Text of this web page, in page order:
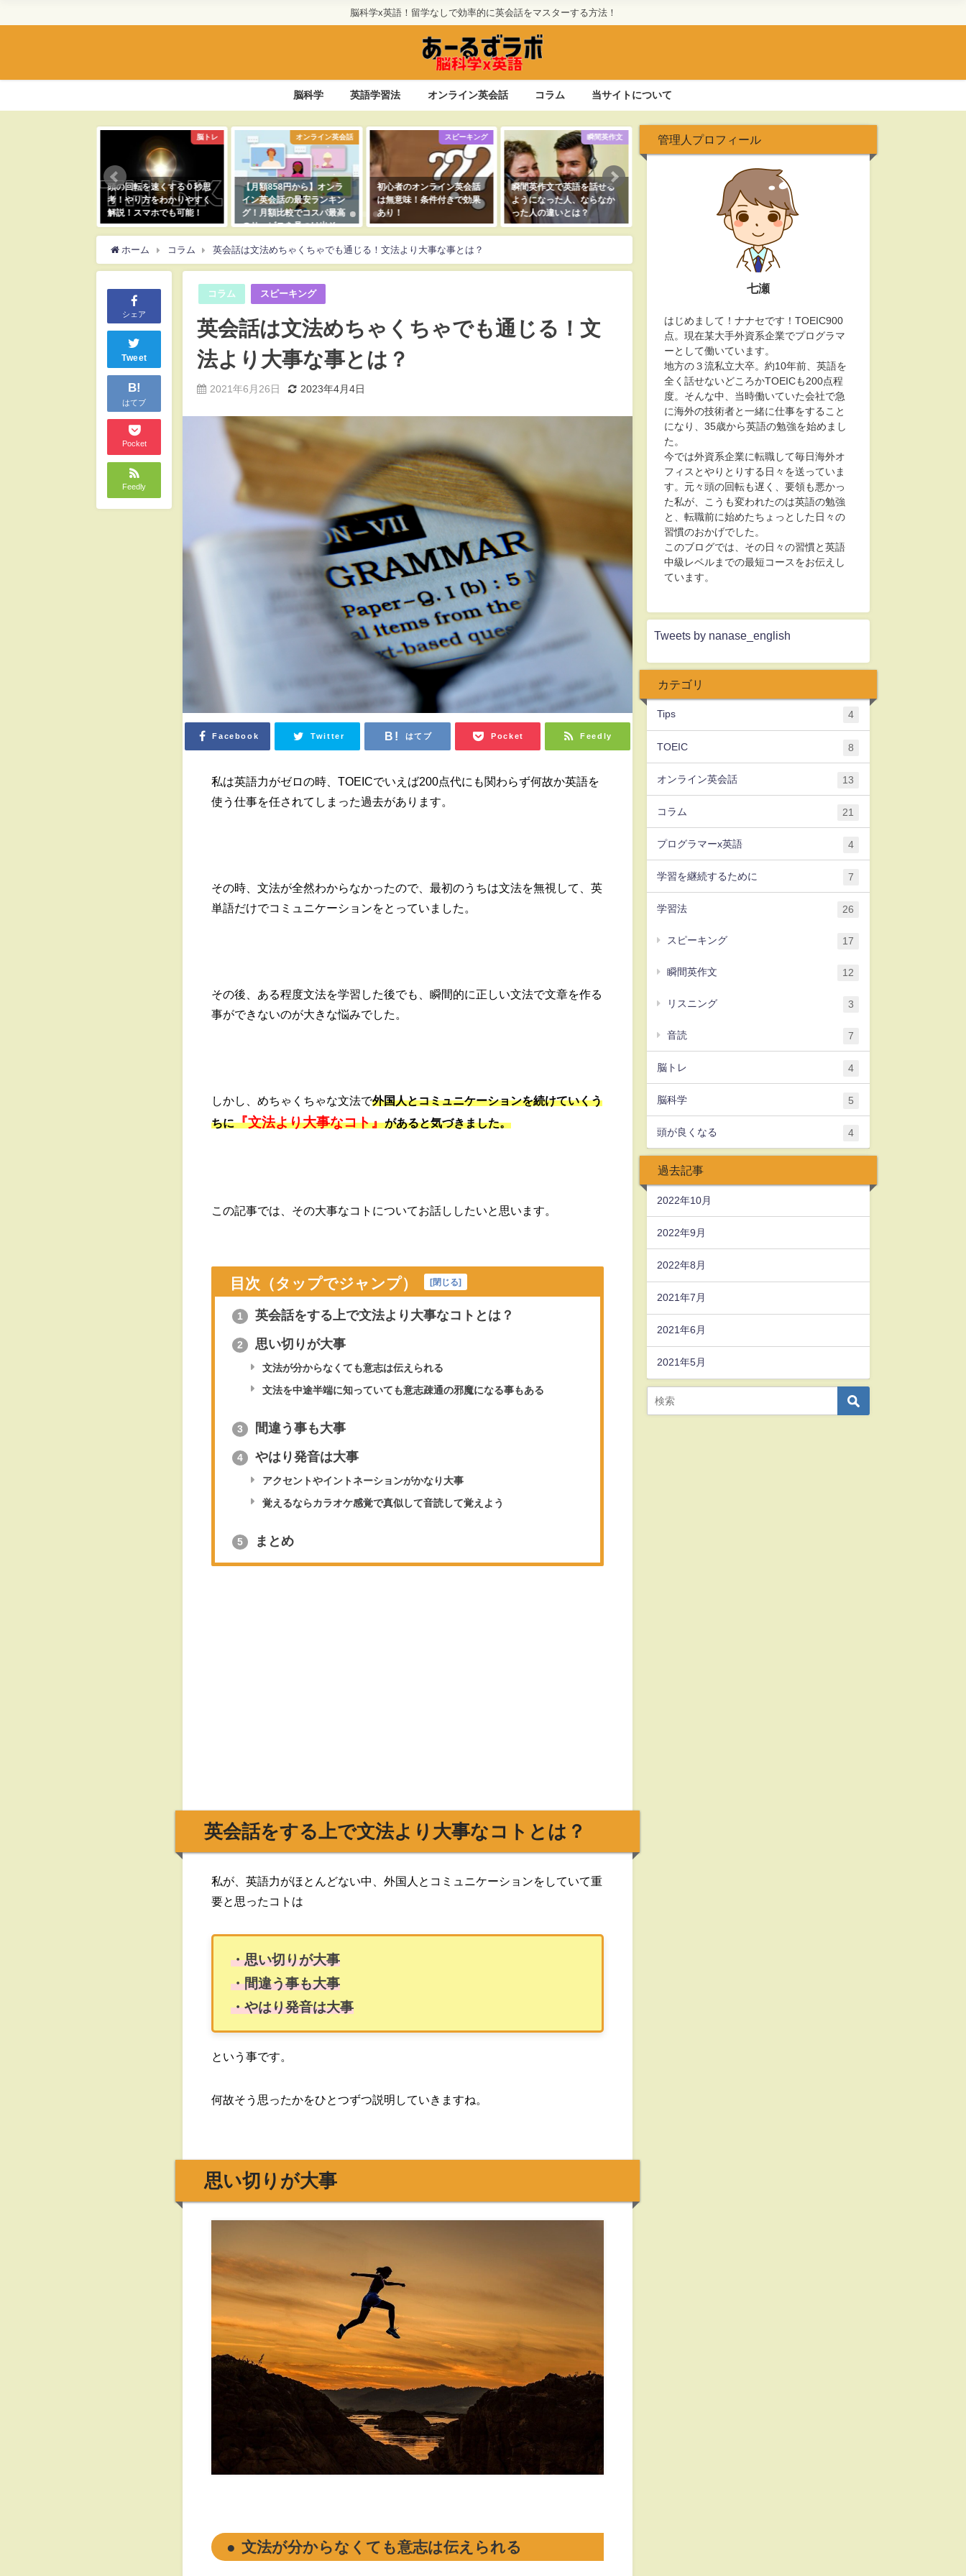
脳科学x英語！留学なしで効率的に英会話をマスターする方法！
脳科学 英語学習法 オンライン英会話 コラム 当サイトについて
オンライン英会話
【月額858円から】オンラ
イン英会話の最安ランキン
グ！月額比較でコスパ最高
のサービスを見つけ出そ
う！
2022年10月2日
スピーキング
初心者のオンライン英会話
は無意味！条件付きで効果
あり！
瞬間英作文
瞬間英作文で英語を話せる
ようになった人、ならなか
った人の違いとは？
TOEIC
TOEICの料金が高いなら、
安いCASECとe-Testを検討
してみてよう！
脳トレ
頭の回転を速くする０秒思
考！やり方をわかりやすく
解説！スマホでも可能！
【月額858円から】オンラ
イン英会話の最安ランキン
グ！月額比較でコスパ最高
のサービスを見つけ出そ
う！
ホーム コラム 英会話は文法めちゃくちゃでも通じる！文法より大事な事とは？
シェア
Tweet
B!
はてブ
Pocket
Feedly
コラム スピーキング
英会話は文法めちゃくちゃでも通じる！文
法より大事な事とは？
2021年6月26日 2023年4月4日
Facebook Twitter はてブ Pocket Feedly
私は英語力がゼロの時、TOEICでいえば200点代にも関わらず何故か英語を
使う仕事を任されてしまった過去があります。
その時、文法が全然わからなかったので、最初のうちは文法を無視して、英
単語だけでコミュニケーションをとっていました。
その後、ある程度文法を学習した後でも、瞬間的に正しい文法で文章を作る
事ができないのが大きな悩みでした。
しかし、めちゃくちゃな文法で外国人とコミュニケーションを続けていくう
ちに『文法より大事なコト』があると気づきました。
この記事では、その大事なコトについてお話ししたいと思います。
目次（タップでジャンプ） [閉じる]
1 英会話をする上で文法より大事なコトとは？
2 思い切りが大事
文法が分からなくても意志は伝えられる
文法を中途半端に知っていても意志疎通の邪魔になる事もある
3 間違う事も大事
4 やはり発音は大事
アクセントやイントネーションがかなり大事
覚えるならカラオケ感覚で真似して音読して覚えよう
5 まとめ
英会話をする上で文法より大事なコトとは？
私が、英語力がほとんどない中、外国人とコミュニケーションをしていて重
要と思ったコトは
・思い切りが大事
・間違う事も大事
・やはり発音は大事
という事です。
何故そう思ったかをひとつずつ説明していきますね。
思い切りが大事
文法が分からなくても意志は伝えられる
管理人プロフィール
七瀬
はじめまして！ナナセです！TOEIC900
点。現在某大手外資系企業でプログラマ
ーとして働いています。
地方の３流私立大卒。約10年前、英語を
全く話せないどころかTOEICも200点程
度。そんな中、当時働いていた会社で急
に海外の技術者と一緒に仕事をすること
になり、35歳から英語の勉強を始めまし
た。
今では外資系企業に転職して毎日海外オ
フィスとやりとりする日々を送っていま
す。元々頭の回転も遅く、要領も悪かっ
た私が、こうも変われたのは英語の勉強
と、転職前に始めたちょっとした日々の
習慣のおかげでした。
このブログでは、その日々の習慣と英語
中級レベルまでの最短コースをお伝えし
ています。
Tweets by nanase_english
カテゴリ
Tips 4
TOEIC 8
オンライン英会話 13
コラム 21
プログラマーx英語 4
学習を継続するために 7
学習法 26
スピーキング 17
瞬間英作文 12
リスニング 3
音読 7
脳トレ 4
脳科学 5
頭が良くなる 4
過去記事
2022年10月
2022年9月
2022年8月
2021年7月
2021年6月
2021年5月